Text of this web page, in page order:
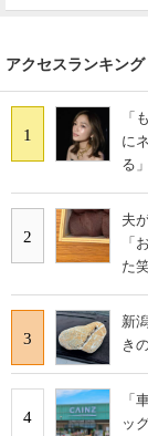
アクセスランキング
1
「
に
る」
2
夫
「
た
3
新
き
4
「
ッ